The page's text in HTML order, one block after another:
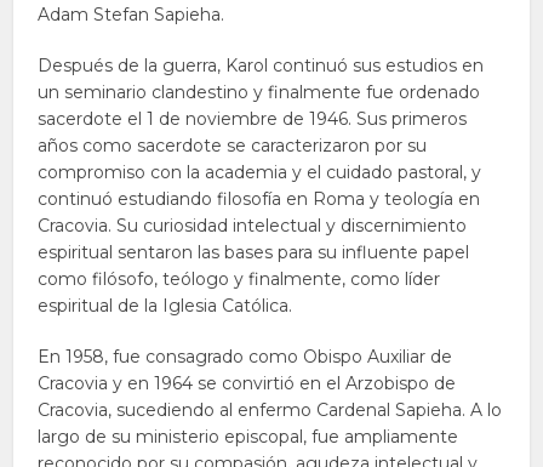
Adam Stefan Sapieha.
Después de la guerra, Karol continuó sus estudios en
un seminario clandestino y finalmente fue ordenado
sacerdote el 1 de noviembre de 1946. Sus primeros
años como sacerdote se caracterizaron por su
compromiso con la academia y el cuidado pastoral, y
continuó estudiando filosofía en Roma y teología en
Cracovia. Su curiosidad intelectual y discernimiento
espiritual sentaron las bases para su influente papel
como filósofo, teólogo y finalmente, como líder
espiritual de la Iglesia Católica.
En 1958, fue consagrado como Obispo Auxiliar de
Cracovia y en 1964 se convirtió en el Arzobispo de
Cracovia, sucediendo al enfermo Cardenal Sapieha. A lo
largo de su ministerio episcopal, fue ampliamente